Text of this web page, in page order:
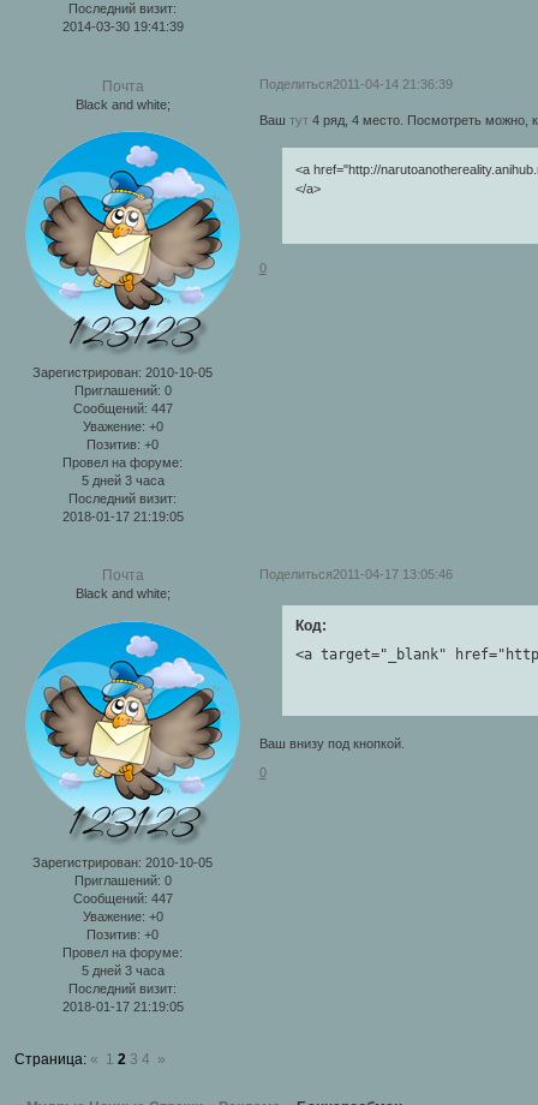
Последний визит:
2014-03-30 19:41:39
Поделиться2011-04-14 21:36:39
Почта
Black and white;
Зарегистрирован: 2010-10-05
Приглашений: 0
Сообщений: 447
Уважение: +0
Позитив: +0
Провел на форуме:
5 дней 3 часа
Последний визит:
2018-01-17 21:19:05
Ваш тут4 ряд, 4 место. Посмотреть можно,
<a href="http://
</a>
0
Поделиться2011-04-17 13:05:46
Почта
Black and white;
Зарегистрирован: 2010-10-05
Приглашений: 0
Сообщений: 447
Уважение: +0
Позитив: +0
Провел на форуме:
5 дней 3 часа
Последний визит:
2018-01-17 21:19:05
Код:
<a target="_blank"
Ваш внизу под кнопкой.
0
Страница: « 1 2 3 4 »